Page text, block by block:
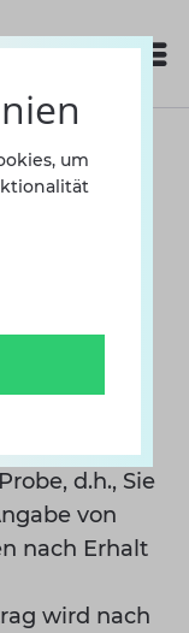
d.h., Sie
von
nach Erhalt
wird nach
um